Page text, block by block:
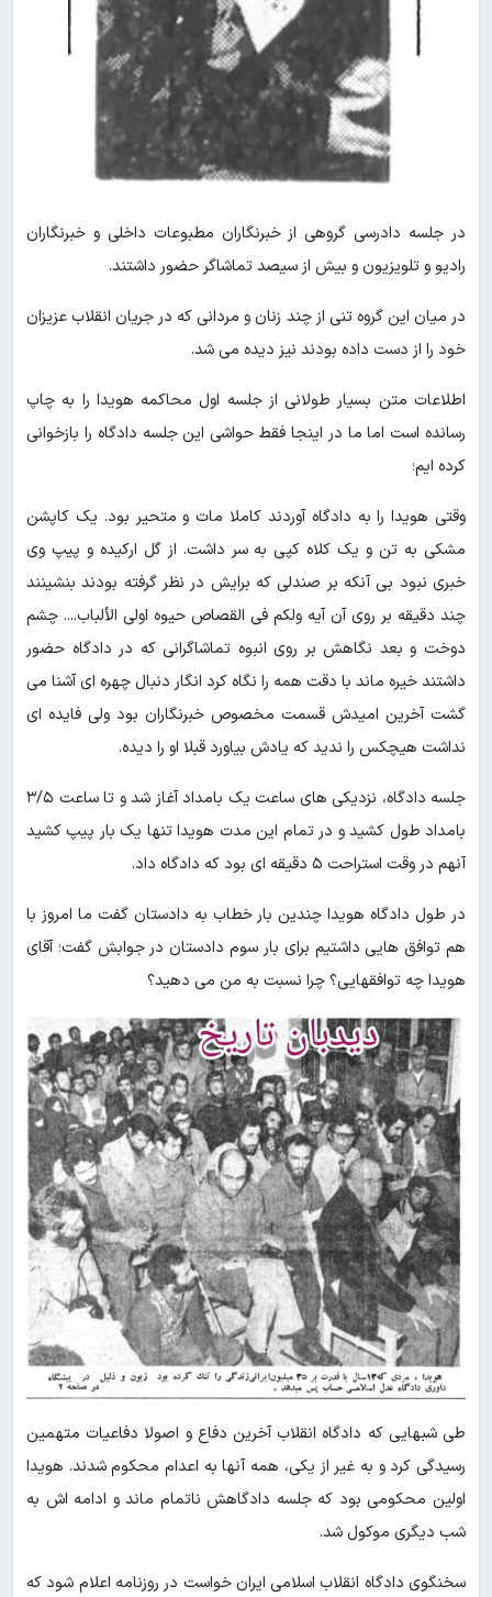
در جلسه دادرسی گروهی از خبرنگاران مطبوعات داخلی و خبرنگاران
رادیو و تلویزیون و بیش از سیصد تماشاگر حضور داشتند.
در میان این‌ گروه تنی از چند زنان و مردانی که در جریان انقلاب عزیزان
خود را از دست داده بودند نیز دیده می شد.
اطلاعات متن بسیار طولانی از جلسه اول محاکمه هویدا را به چاپ
رسانده است اما ما در اینجا فقط حواشی این جلسه دادگاه را بازخوانی
کرده ایم؛
وقتی هویدا را به دادگاه آوردند کاملا مات و متحیر بود. یک کاپشن
مشکی به تن و یک کلاه کپی به سر داشت. از گل ارکیده و پیپ وی
خبری نبود بی آنکه بر صندلی که برایش در نظر گرفته بودند بنشینند
چند دقیقه بر روی آن آیه ولکم فی القصاص حیوه اولی الألباب.... چشم
دوخت و بعد نگاهش بر روی انبوه تماشاگرانی که در دادگاه حضور
داشتند خیره ماند با دقت همه را نگاه کرد انگار دنبال چهره ای آشنا می
گشت آخرین امیدش قسمت مخصوص خبرنگاران بود ولی فایده ای
نداشت هیچکس را ندید که یادش بیاورد قبلا او را دیده.
جلسه دادگاه، نزدیکی های ساعت یک بامداد آغاز شد و تا ساعت ۳/۵
بامداد طول کشید و در تمام این مدت هویدا تنها یک بار پیپ کشید
آنهم در وقت استراحت ۵ دقیقه ای بود که دادگاه داد.
در طول دادگاه هویدا چندین بار خطاب به دادستان گفت ما امروز با
هم توافق هایی داشتیم برای بار سوم دادستان در جوابش گفت؛ آقای
هویدا چه توافقهایی؟ چرا نسبت به من می دهید؟
طی شبهایی که دادگاه انقلاب آخرین دفاع و اصولا دفاعیات متهمین
رسیدگی کرد و به غیر از یکی، همه آنها به اعدام محکوم شدند. هویدا
اولین محکومی بود که جلسه دادگاهش ناتمام ماند و ادامه اش به
شب دیگری موکول شد.
سخنگوی دادگاه انقلاب اسلامی ایران خواست در روزنامه اعلام‌ شود که